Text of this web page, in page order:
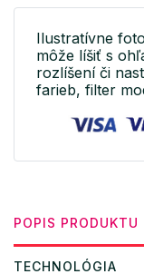
Ilustratívne
môže líšiť s
rozlíšení či
farieb, filter
POPIS PRODUKTU
TECHNOLÓGIA